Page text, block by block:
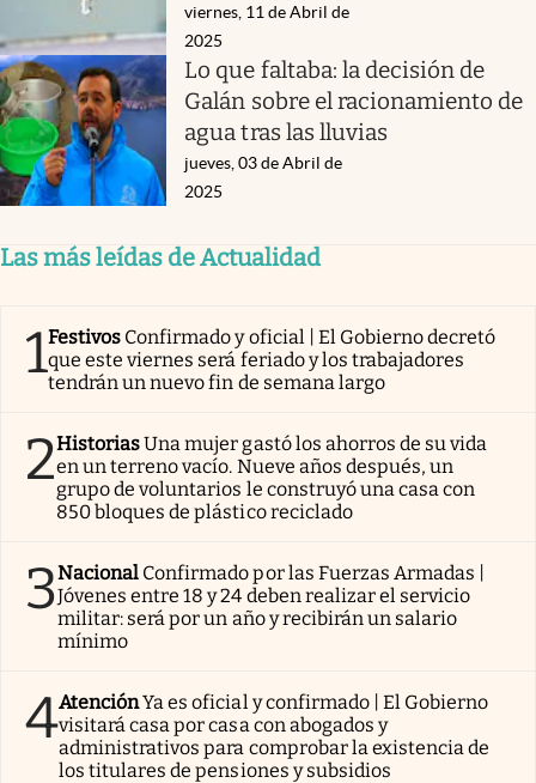
viernes, 11 de Abril de
2025
Lo que faltaba: la decisión de
Galán sobre el racionamiento de
agua tras las lluvias
jueves, 03 de Abril de
2025
Las más leídas de Actualidad
1Festivos Confirmado y oficial | El Gobierno decretó
que este viernes será feriado y los trabajadores
tendrán un nuevo fin de semana largo
2HistoriasUna mujer gastó los ahorros de su vida
en un terreno vacío. Nueve años después, un
grupo de voluntarios le construyó una casa con
850 bloques de plástico reciclado
3Nacional Confirmado por las Fuerzas Armadas |
Jóvenes entre 18 y 24 deben realizar el servicio
militar: será por un año y recibirán un salario
mínimo
4AtenciónYa es oficial y confirmado | El Gobierno
visitará casa por casa con abogados y
administrativos para comprobar la existencia de
los titulares de pensiones y subsidios